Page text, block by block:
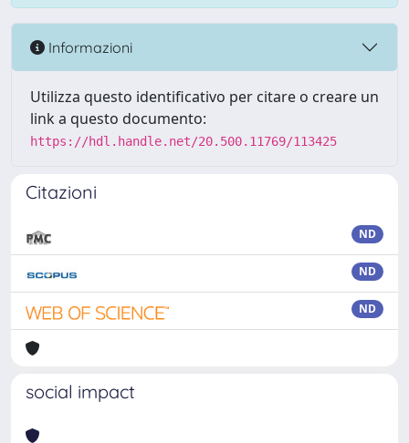
Informazioni
Utilizza questo identificativo per citare o creare un
link a questo documento:
https://hdl.handle.net/20.500.11769/113425
Citazioni
ND
ND
ND
social impact